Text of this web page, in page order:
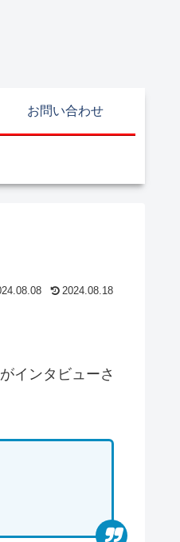
お問い合わせ
2024.08.18
インタビューさ